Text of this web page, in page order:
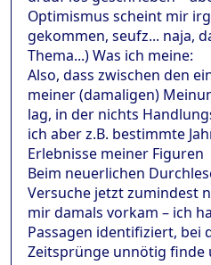
Optimismus scheint mir
gekommen, seufz... naja,
Thema...) Was ich meine:
Also, dass zwischen den
meiner (damaligen)
lag, in der nichts
ich aber z.B. bestimmte
Erlebnisse meiner
Beim neuerlichen
Versuche jetzt zumindest
mir damals vorkam – ich
Passagen identifiziert, bei
Zeitsprünge unnötig finde